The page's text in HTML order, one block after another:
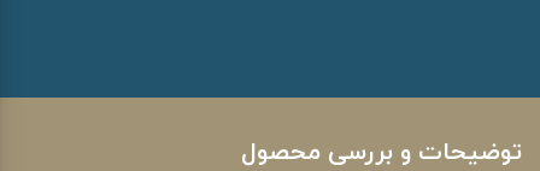
توضیحات و بررسی محصول